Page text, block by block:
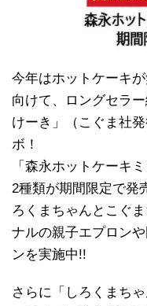
今年はホットケーキ
向けて、ロングセラ
けーき」（こぐま社
ボ！
「森永ホットケーキ
2種類が期間限定で発
ろくまちゃんとこぐ
ナルの親子エプロン
ンを実施中!!
さらに「しろくまち